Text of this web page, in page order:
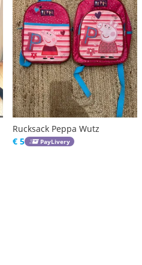
Rucksack Peppa Wutz
€ 5
PayLivery